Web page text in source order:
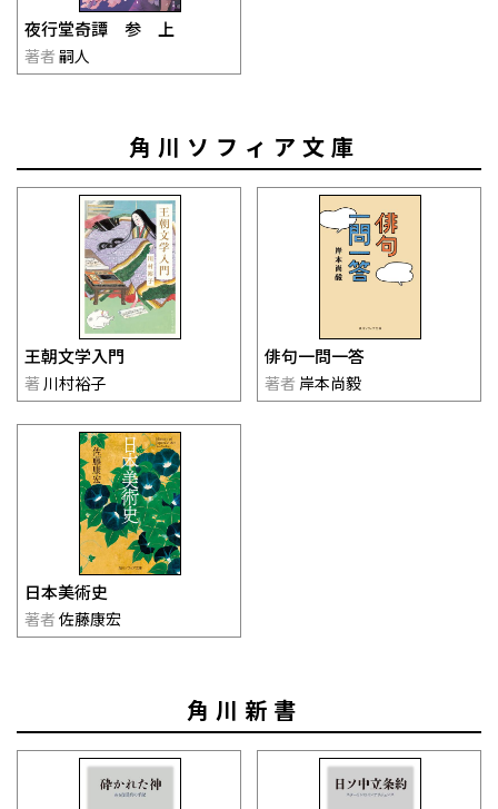
夜行堂奇譚 参 上
著者 嗣人
角川ソフィア文庫
王朝文学入門
著 川村裕子
俳句一問一答
著者 岸本尚毅
日本美術史
著者 佐藤康宏
角川新書